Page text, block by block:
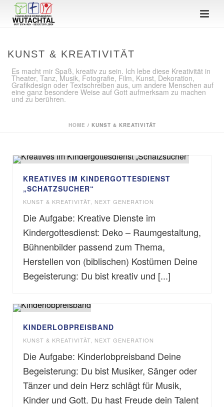
KUNST & KREATIVITÄT
Es macht mir Spaß, kreativ zu sein. Ich lebe diese Kreativität in
Theater, Tanz, Musik, Fotografie, Film, Kunst, Dekoration,
Grafikdesign oder Textschreiben aus, um andere Menschen auf
eine ganz besondere Weise auf Gott aufmerksam zu machen
und zu berühren.
HOME / KUNST & KREATIVITÄT
KREATIVES IM KINDERGOTTESDIENST
„SCHATZSUCHER“
KUNST & KREATIVITÄT NEXT GENERATION
Die Aufgabe: Kreative Dienste im
Kindergottesdienst: Deko – Raumgestaltung,
Bühnenbilder passend zum Thema,
Herstellen von (biblischen) Kostümen Deine
Begeisterung: Du bist kreativ und [...]
KINDERLOBPREISBAND
KUNST & KREATIVITÄT NEXT GENERATION
Die Aufgabe: Kinderlobpreisband Deine
Begeisterung: Du bist Musiker, Sänger oder
Tänzer und dein Herz schlägt für Musik,
Kinder und Gott. Du hast Freude dein Talent